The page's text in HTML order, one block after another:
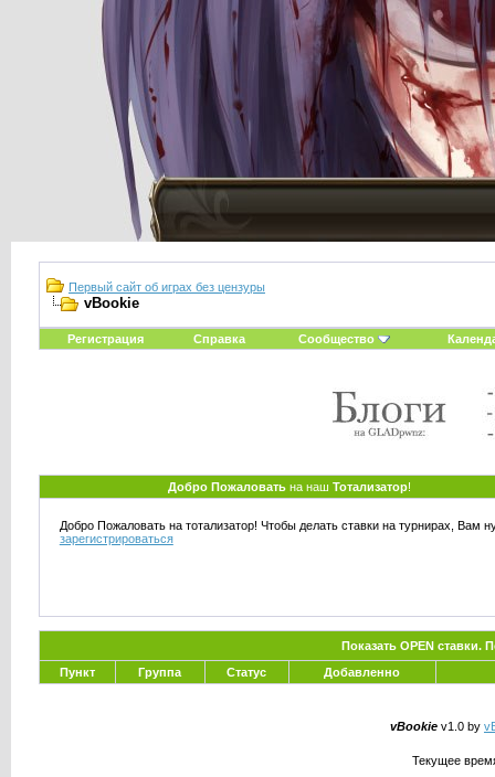
Первый сайт об играх без цензуры
vBookie
Регистрация Справка Сообщество
Добро Пожаловать на нашТотализатор!
Добро Пожаловать на тотализатор! Чтобы делать ставки на турнирах, Вам
зарегистрироваться
Показать OPEN ставки.
Пункт
Группа Статус Добавленно
vBookiev1.0 by
Текущее